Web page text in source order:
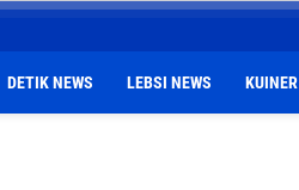
DETIK NEWS LEBSI NEWS KUINER